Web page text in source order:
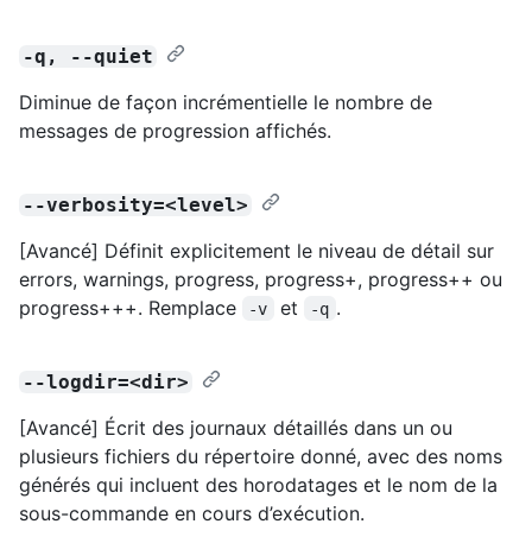
-q, --quiet
Diminue de façon incrémentielle le nombre de
messages de progression affichés.
--verbosity=<level>
[Avancé] Définit explicitement le niveau de détail sur
errors, warnings, progress, progress+, progress++ ou
progress+++. Remplace
-v et -q .
--logdir=<dir>
[Avancé] Écrit des journaux détaillés dans un ou
plusieurs fichiers du répertoire donné, avec des noms
générés qui incluent des horodatages et le nom de la
sous-commande en cours d’exécution.